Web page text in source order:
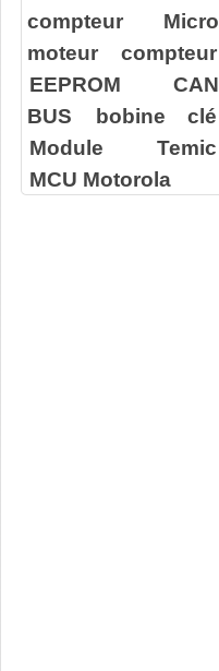
compteur
Micro
moteur compteur
EEPROM
CAN
BUS
bobine clé
Module Temic
MCU Motorola